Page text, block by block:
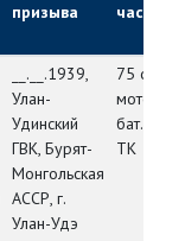
призыва
часть
__.__.1939,
Улан-
Удинский
ГВК, Бурят-
Монгольская
АССР, г.
Улан-Удэ
75 отд.
мотоц.
бат. 29
ТК